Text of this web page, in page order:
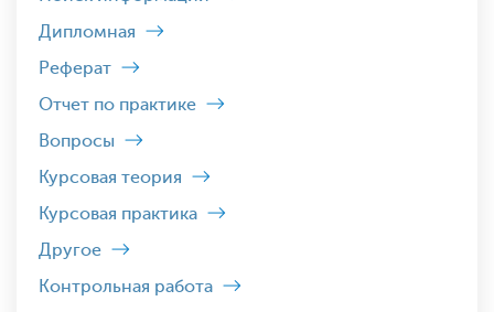
Дипломная
Реферат
Отчет по практике
Вопросы
Курсовая теория
Курсовая практика
Другое
Контрольная работа